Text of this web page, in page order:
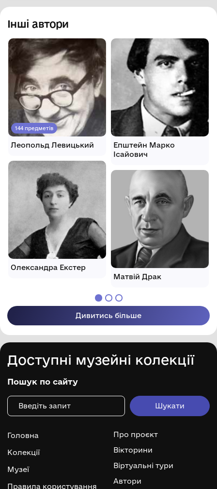
Інші автори
144 предметів
Леопольд Левицький
Олександра Екстер
Епштейн Марко
Ісайович
Матвій Драк
Дивитись більше
Доступні музейні колекції
Пошук по сайту
Головна
Колекції
Музеї
Правила користування
Про проєкт
Вікторини
Віртуальні тури
Автори